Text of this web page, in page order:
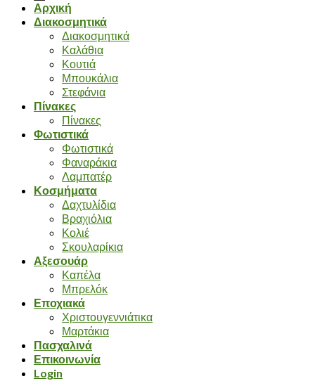
Αρχική
Διακοσμητικά
Διακοσμητικά
Καλάθια
Κουτιά
Μπουκάλια
Στεφάνια
Πίνακες
Πίνακες
Φωτιστικά
Φωτιστικά
Φαναράκια
Λαμπατέρ
Κοσμήματα
Δαχτυλίδια
Βραχιόλια
Κολιέ
Σκουλαρίκια
Αξεσουάρ
Καπέλα
Μπρελόκ
Εποχιακά
Χριστουγεννιάτικα
Μαρτάκια
Πασχαλινά
Επικοινωνία
Login